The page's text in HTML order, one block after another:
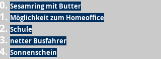
Sesamring mit Butter
Möglichkeit zum Homeoffice
Schule
netter Busfahrer
Sonnenschein